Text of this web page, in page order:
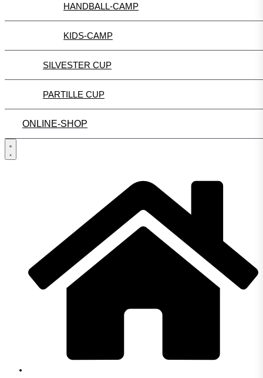
HANDBALL-CAMP
KIDS-CAMP
SILVESTER CUP
PARTILLE CUP
ONLINE-SHOP